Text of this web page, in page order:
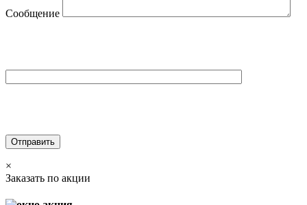
Сообщение
×
Заказать по акции